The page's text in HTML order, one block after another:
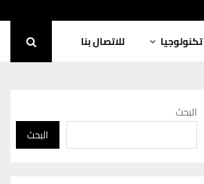
تكنولوجيا للاتصال بنا
البحث
البحث